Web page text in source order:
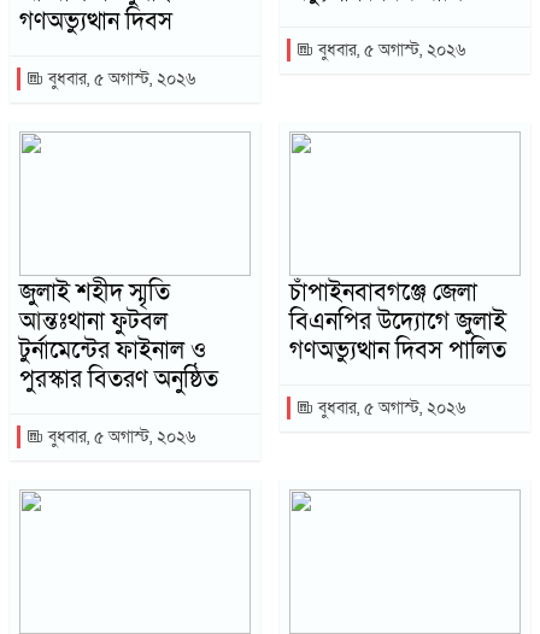
গণঅভ্যুত্থান দিবস
বুধবার, ৫ অগাস্ট, ২০২৬
বুধবার, ৫ অগাস্ট, ২০২৬
জুলাই শহীদ স্মৃতি
আন্তঃথানা ফুটবল
টুর্নামেন্টের ফাইনাল ও
পুরস্কার বিতরণ অনুষ্ঠিত
বুধবার, ৫ অগাস্ট, ২০২৬
চাঁপাইনবাবগঞ্জে জেলা
বিএনপির উদ্যোগে জুলাই
গণঅভ্যুত্থান দিবস পালিত
বুধবার, ৫ অগাস্ট, ২০২৬